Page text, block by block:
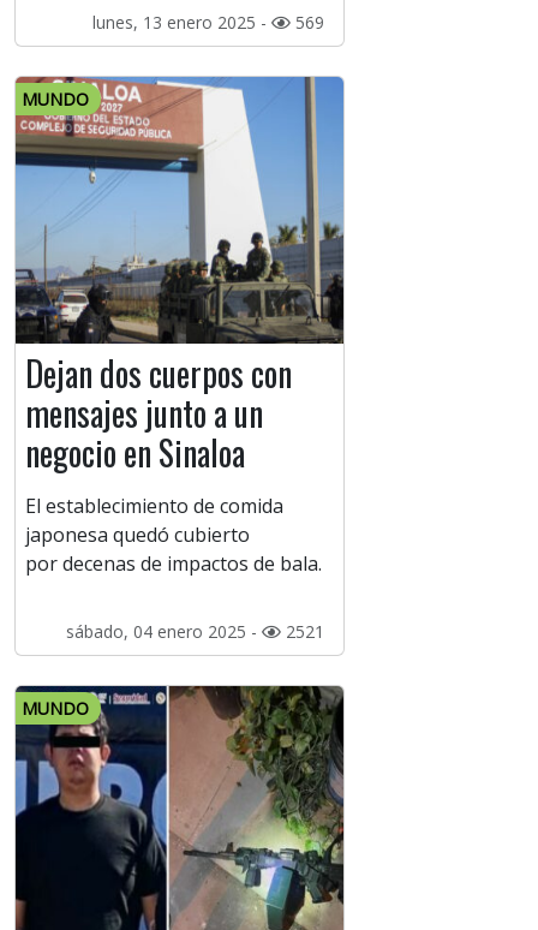
lunes, 13 enero 2025 - 569
MUNDO
Dejan dos cuerpos con
mensajes junto a un
negocio en Sinaloa
El establecimiento de comida
japonesa quedó cubierto
por decenas de impactos de bala.
sábado, 04 enero 2025 - 2521
MUNDO